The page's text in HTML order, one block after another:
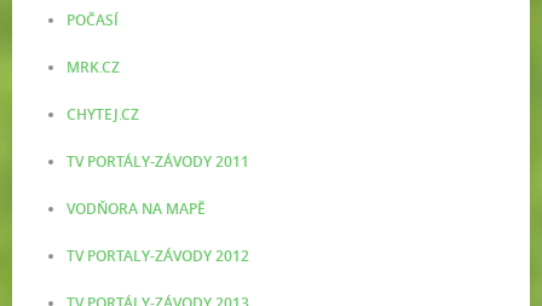
POČASÍ
MRK.CZ
CHYTEJ.CZ
TV PORTÁLY-ZÁVODY 2011
VODŇORA NA MAPĚ
TV PORTALY-ZÁVODY 2012